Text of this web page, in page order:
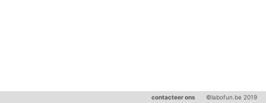
contacteer ons ©labofun.be 2019